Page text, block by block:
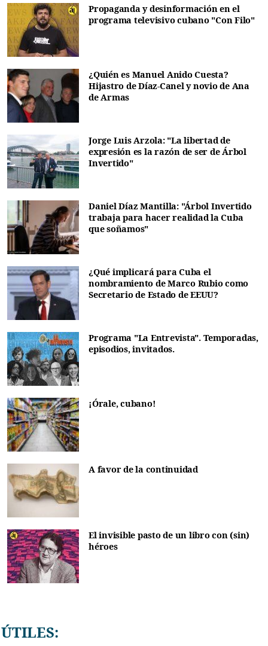
Propaganda y desinformación en el
programa televisivo cubano "Con Filo"
¿Quién es Manuel Anido Cuesta?
Hijastro de Díaz-Canel y novio de Ana
de Armas
Jorge Luis Arzola: "La libertad de
expresión es la razón de ser de Árbol
Invertido"
Daniel Díaz Mantilla: "Árbol Invertido
trabaja para hacer realidad la Cuba
que soñamos"
¿Qué implicará para Cuba el
nombramiento de Marco Rubio como
Secretario de Estado de EEUU?
Programa "La Entrevista". Temporadas,
episodios, invitados.
¡Órale, cubano!
A favor de la continuidad
El invisible pasto de un libro con (sin)
héroes
ÚTILES: